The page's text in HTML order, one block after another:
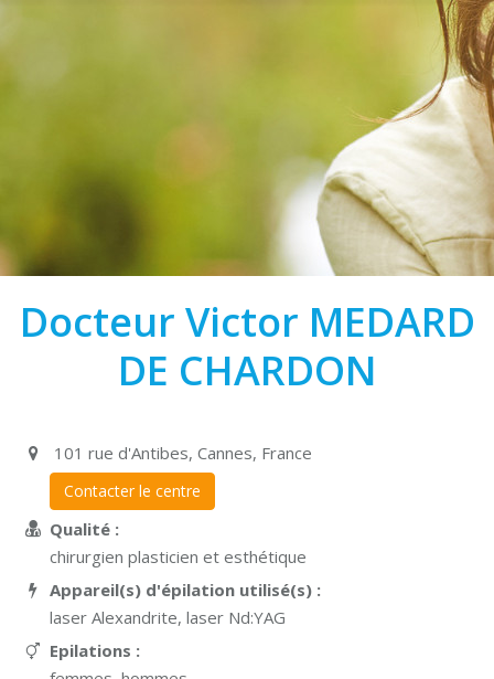
Docteur Victor MEDARD
DE CHARDON
101 rue d'Antibes, Cannes, France
Contacter le centre
Qualité :
chirurgien plasticien et esthétique
Appareil(s) d'épilation utilisé(s) :
laser Alexandrite, laser Nd:YAG
Epilations :